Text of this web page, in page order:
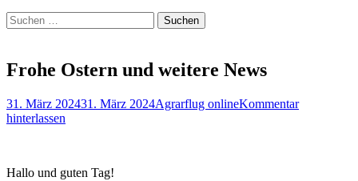
Suchen
Suchen
nach:
Frohe Ostern und weitere News
Posted
on
31. März 202431. März 2024Autor
Agrarflug onlineKommentar
hinterlassen
Hallo und guten Tag!